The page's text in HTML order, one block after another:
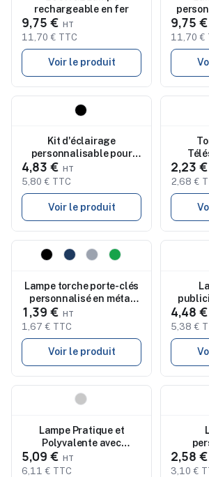
rechargeable en fer
9,75 €
11,70 € TTC
Voir le produit
9,75 €
11,70 €
Kit d'éclairage
personnalisable pour
vélo BLIGHT
4,83 €
5,80 € TTC
Voir le produit
2,23 €
2,68 €
Nouveau
Lampe torche porte-clés
personnalisé en métal
LITOP
1,39 €
1,67 € TTC
Voir le produit
4,48 €
5,38 €
Lampe Pratique et
Polyvalente avec
Tournevis - COMBITOOL
5,09 €
6,11 € TTC
2,58 €
3,10 €